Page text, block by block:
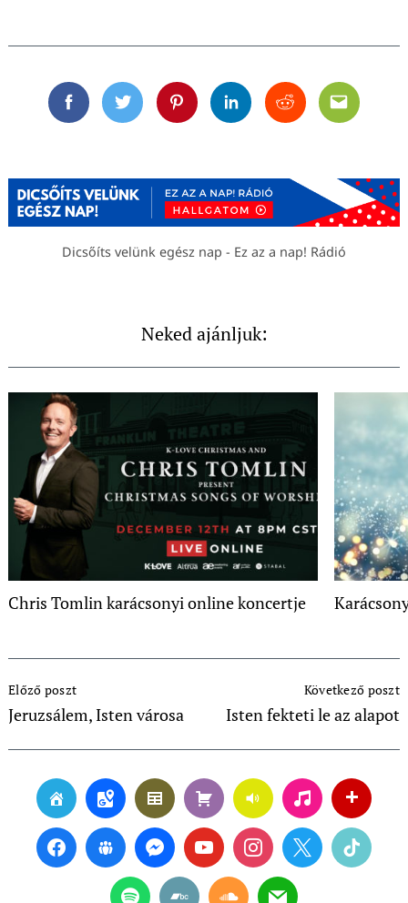
FacebookTwitterPinterestLinkedinRedditEmail
Dicsőíts velünk egész nap - Ez az a nap! Rádió
Neked ajánljuk:
Chris Tomlin karácsonyi online koncertje
Navigation
Előző poszt
Jeruzsálem, Isten városa
Következő poszt
Isten fekteti le az alapot